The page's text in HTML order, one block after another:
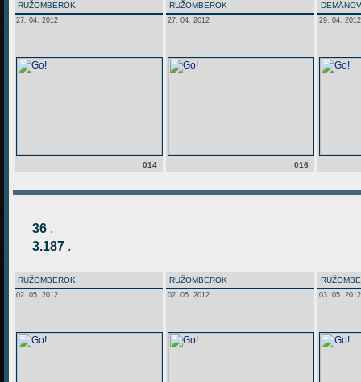
RUŽOMBEROK
27. 04. 2012
014
RUŽOMBEROK
27. 04. 2012
016
29. 04. 2012
36 .
3.187 .
RUŽOMBEROK
02. 05. 2012
RUŽOMBEROK
02. 05. 2012 03. 05. 2012